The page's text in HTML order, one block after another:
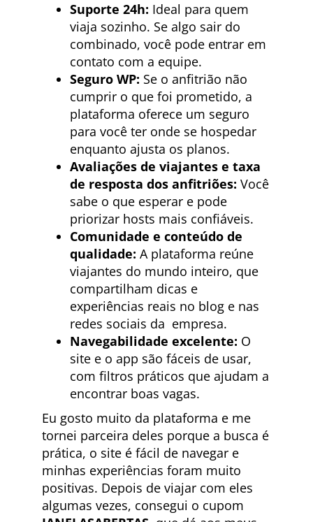
Suporte 24h: Ideal para quem
viaja sozinho. Se algo sair do
combinado, você pode entrar em
contato com a equipe.
Seguro WP: Se o anfitrião não
cumprir o que foi prometido, a
plataforma oferece um seguro
para você ter onde se hospedar
enquanto ajusta os planos.
Avaliações de viajantes e taxa
de resposta dos anfitriões: Você
sabe o que esperar e pode
priorizar hosts mais confiáveis.
Comunidade e conteúdo de
qualidade: A plataforma reúne
viajantes do mundo inteiro, que
compartilham dicas e
experiências reais no blog e nas
redes sociais da empresa.
Navegabilidade excelente: O
site e o app são fáceis de usar,
com filtros práticos que ajudam a
encontrar boas vagas.
Eu gosto muito da plataforma e me
tornei parceira deles porque a busca é
prática, o site é fácil de navegar e
minhas experiências foram muito
positivas. Depois de viajar com eles
algumas vezes, consegui o cupom